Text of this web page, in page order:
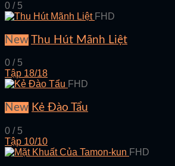
0 / 5
FHD
New Thu Hút Mãnh Liệt
0 / 5
Tập 18/18
FHD
New Kẻ Đào Tẩu
0 / 5
Tập 10/10
FHD